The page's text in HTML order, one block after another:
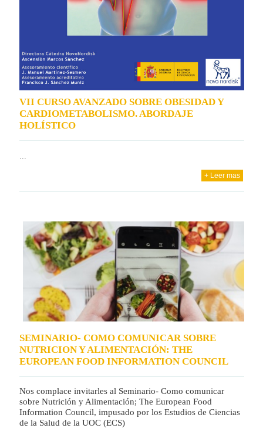
VII CURSO AVANZADO SOBRE OBESIDAD Y
CARDIOMETABOLISMO. ABORDAJE
HOLÍSTICO
...
+ Leer mas
SEMINARIO- COMO COMUNICAR SOBRE
NUTRICION Y ALIMENTACIÓN: THE
EUROPEAN FOOD INFORMATION COUNCIL
Nos complace invitarles al Seminario- Como comunicar
sobre Nutrición y Alimentación; The European Food
Information Council, impusado por los Estudios de Ciencias
de la Salud de la UOC (ECS)